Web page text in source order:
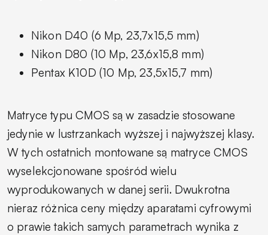
Nikon D40 (6 Mp, 23,7x15,5 mm)
Nikon D80 (10 Mp, 23,6x15,8 mm)
Pentax K10D (10 Mp, 23,5x15,7 mm)
Matryce typu CMOS są w zasadzie stosowane
jedynie w lustrzankach wyższej i najwyższej klasy.
W tych ostatnich montowane są matryce CMOS
wyselekcjonowane spośród wielu
wyprodukowanych w danej serii. Dwukrotna
nieraz różnica ceny między aparatami cyfrowymi
o prawie takich samych parametrach wynika z